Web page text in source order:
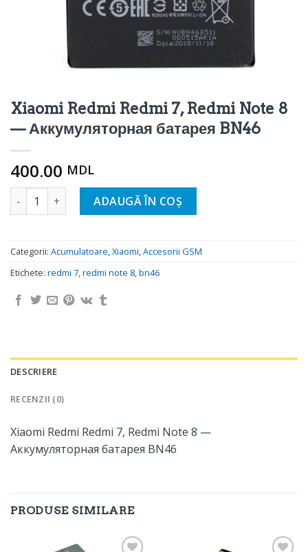
Xiaomi Redmi Redmi 7, Redmi Note 8
— Аккумуляторная батарея BN46
400.00 MDL
Cantitate Xiaomi Redmi Redmi 7, Redmi Note 8 -
ADAUGĂ ÎN COȘ
Categorii: Acumulatoare,Xiaomi,Accesorii GSM
Etichete: redmi 7,redmi note 8,bn46
DESCRIERE
RECENZII (0)
Xiaomi Redmi Redmi 7, Redmi Note 8 —
Аккумуляторная батарея BN46
PRODUSE SIMILARE